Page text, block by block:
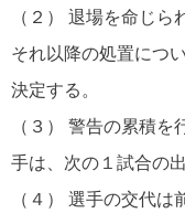
（２） 退場を命じら
それ以降の処置につ
決定する。
（３） 警告の累積
手は、次の１試合の
（４） 選手の交代